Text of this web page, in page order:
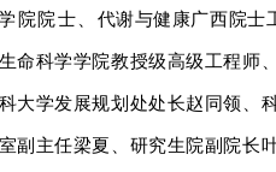
院院士、 代谢与健康广西院士
命科学学院教授级高级工程师
大学发展规划处处长赵同领、
副主任梁夏、研究生院副院长